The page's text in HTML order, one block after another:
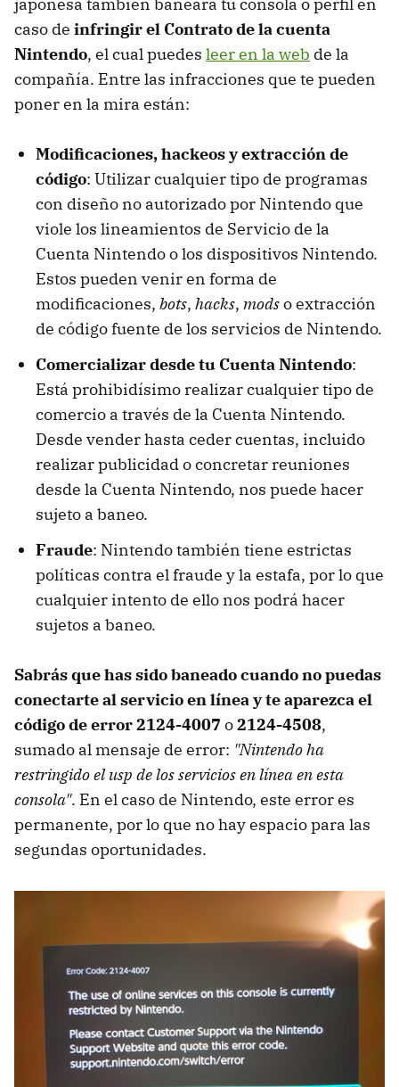
caso de infringir el Contrato de la cuenta
Nintendo, el cual puedes leer en la web de la
compañía. Entre las infracciones que te pueden
poner en la mira están:
Modificaciones, hackeos y extracción de
código: Utilizar cualquier tipo de programas
con diseño no autorizado por Nintendo que
viole los lineamientos de Servicio de la
Cuenta Nintendo o los dispositivos Nintendo.
Estos pueden venir en forma de
modificaciones, bots, hacks, modso extracción
de código fuente de los servicios de Nintendo.
Comercializar desde tu Cuenta Nintendo:
Está prohibidísimo realizar cualquier tipo de
comercio a través de la Cuenta Nintendo.
Desde vender hasta ceder cuentas, incluido
realizar publicidad o concretar reuniones
desde la Cuenta Nintendo, nos puede hacer
sujeto a baneo.
Fraude: Nintendo también tiene estrictas
políticas contra el fraude y la estafa, por lo que
cualquier intento de ello nos podrá hacer
sujetos a baneo.
Sabrás que has sido baneado cuando no puedas
conectarte al servicio en línea y te aparezca el
código de error 2124-4007 o2124-4508,
sumado al mensaje de error: "Nintendo ha
restringido el usp de los servicios en línea en esta
consola". En el caso de Nintendo, este error es
permanente, por lo que no hay espacio para las
segundas oportunidades.